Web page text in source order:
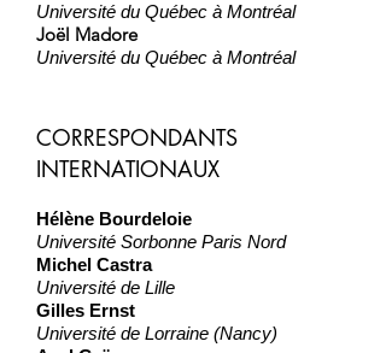
Université du Québec à Montréal
Joël Madore
Université du Québec à Montréal
CORRESPONDANTS
INTERNATIONAUX
Hélène Bourdeloie
Université Sorbonne Paris Nord
Michel Castra
Université de Lille
Gilles Ernst
Université de Lorraine (Nancy)